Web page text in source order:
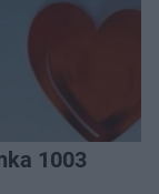
1003